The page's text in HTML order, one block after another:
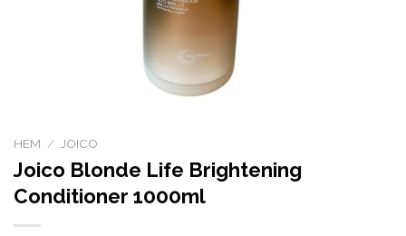
HEM / JOICO
Joico Blonde Life Brightening
Conditioner 1000ml